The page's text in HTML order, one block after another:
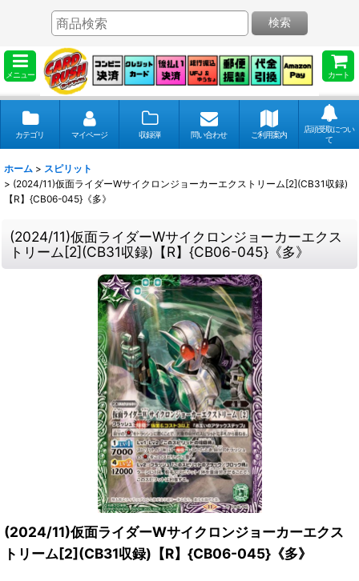
メニュー カート
検索
カテゴリ マイページ 収録弾 問い合わせ ご利用案内
店頭受取につい
て
ホーム > スピリット
> (2024/11)仮面ライダーWサイクロンジョーカーエクストリーム[2](CB31収録)
【R】{CB06-045}《多》
(2024/11)仮面ライダーWサイクロンジョーカーエクス
トリーム[2](CB31収録)【R】{CB06-045}《多》
(2024/11)仮面ライダーWサイクロンジョーカーエクス
トリーム[2](CB31収録)【R】{CB06-045}《多》